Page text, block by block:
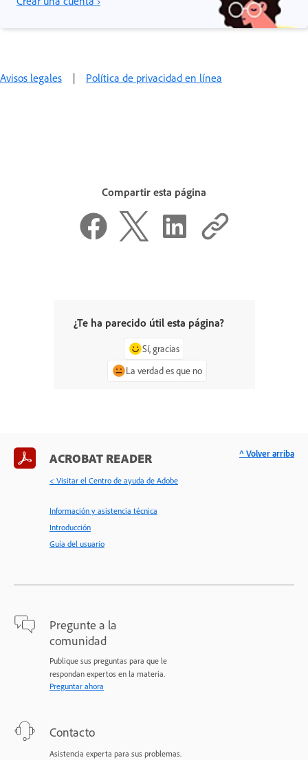
Avisos legales | Política de privacidad en línea
Compartir esta página
¿Te ha parecido útil esta página?
Sí, gracias
La verdad es que no
ACROBAT READER
< Visitar el Centro de ayuda de Adobe
Información y asistencia técnica
Introducción
Guía del usuario
Pregunte a la
comunidad
Publique sus preguntas para que le
respondan expertos en la materia.
Preguntar ahora
Contacto
Asistencia experta para sus problemas.
^ Volver arriba